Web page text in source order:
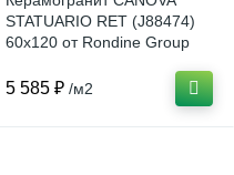
STATUARIO RET (J88474)
60x120 от Rondine Group
5 585 ₽ /м2